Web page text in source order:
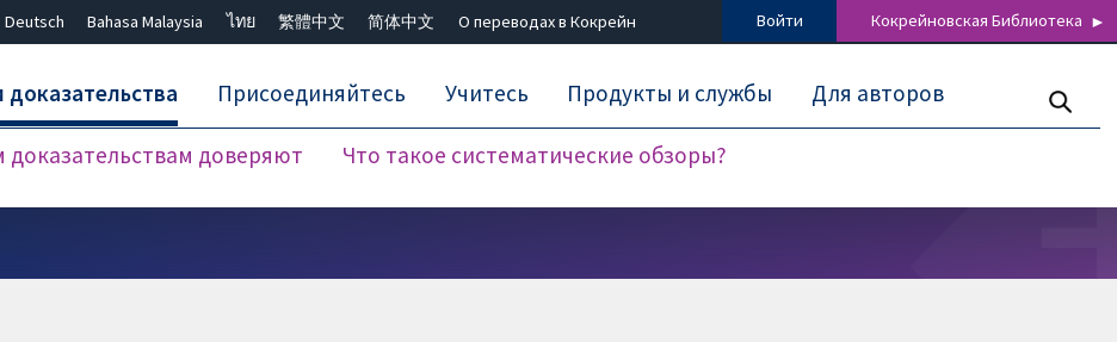
Deutsch Bahasa Malaysia ไทย 繁體中文 简体中文 О переводах в Кокрейн Войти Кокрейновская Библиотека
доверяют Что такое систематические обзоры?
Присоединяйтесь Учитесь Продукты и службы Для авторов